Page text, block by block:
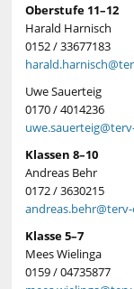
Oberstufe 11–12
Harald Harnisch
0152 / 33677183
Uwe Sauerteig
0170 / 4014236
Klassen 8–10
Andreas Behr
0172 / 3630215
Klasse 5–7
Mees Wielinga
0159 / 04735877